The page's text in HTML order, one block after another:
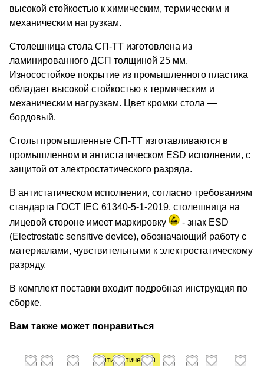
высокой стойкостью к химическим, термическим и
механическим нагрузкам.
Столешница cтола СП-ТТ изготовлена из
ламинированного ДСП толщиной 25 мм.
Износостойкое покрытие из промышленного пластика
обладает высокой стойкостью к термическим и
механическим нагрузкам. Цвет кромки стола —
бордовый.
Столы промышленные СП-ТТ изготавливаются в
промышленном и антистатическом ESD исполнении, с
защитой от электростатического разряда.
В антистатическом исполнении, согласно требованиям
стандарта ГОСТ IEC 61340-5-1-2019, столешница на
лицевой стороне имеет маркировку
- знак ESD
(Electrostatic sensitive device), обозначающий работу с
материалами, чувствительными к электростатическому
разряду.
В комплект поставки входит подробная инструкция по
сборке.
Вам также может понравиться
Антистатический